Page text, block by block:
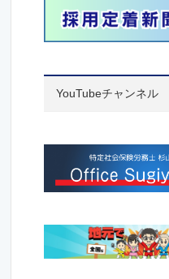
YouTubeチャンネル